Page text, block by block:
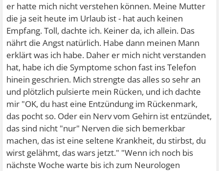
er hatte mich nicht verstehen können. Meine Mutter
die ja seit heute im Urlaub ist - hat auch keinen
Empfang. Toll, dachte ich. Keiner da, ich allein. Das
nährt die Angst natürlich. Habe dann meinen Mann
erklärt was ich habe. Daher er mich nicht verstanden
hat, habe ich die Symptome schon fast ins Telefon
hinein geschrien. Mich strengte das alles so sehr an
und plötzlich pulsierte mein Rücken, und ich dachte
mir "OK, du hast eine Entzündung im Rückenmark,
das pocht so. Oder ein Nerv vom Gehirn ist entzündet,
das sind nicht "nur" Nerven die sich bemerkbar
machen, das ist eine seltene Krankheit, du stirbst, du
wirst gelähmt, das wars jetzt." "Wenn ich noch bis
nächste Woche warte bis ich zum Neurologen